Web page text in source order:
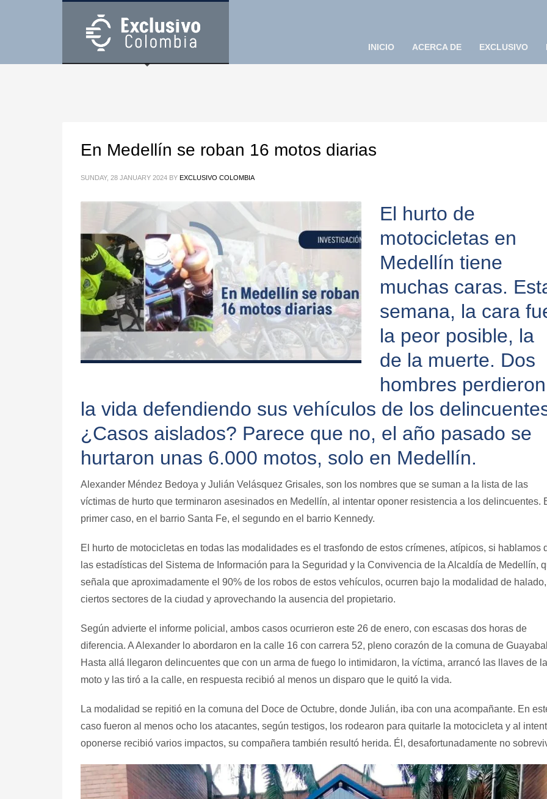
INICIO ACERCA DE EXCLUSIVO
En Medellín se roban 16 motos diarias
SUNDAY, 28 JANUARY 2024 BY EXCLUSIVO COLOMBIA
El hurto de
motocicletas en
Medellín tiene
muchas caras.
semana, la cara
la peor posible, la
de la muerte. Dos
hombres perdieron
la vida defendiendo sus vehículos de los
¿Casos aislados? Parece que no, el año pasado se
hurtaron unas 6.000 motos, solo en Medellín.
Alexander Méndez Bedoya y Julián Velásquez Grisales, son los nombres que se suman a la lista de las
víctimas de hurto que terminaron asesinados en Medellín, al intentar oponer resistencia a los delincuentes.
primer caso, en el barrio Santa Fe, el segundo en el barrio Kennedy.
El hurto de motocicletas en todas las modalidades es el trasfondo de estos crímenes, atípicos, si hablamos
las estadísticas del Sistema de Información para la Seguridad y la Convivencia de la Alcaldía de Medellín,
señala que aproximadamente el 90% de los robos de estos vehículos, ocurren bajo la modalidad de
ciertos sectores de la ciudad y aprovechando la ausencia del propietario.
Según advierte el informe policial, ambos casos ocurrieron este 26 de enero, con escasas dos horas de
diferencia. A Alexander lo abordaron en la calle 16 con carrera 52, pleno corazón de la comuna de
Hasta allá llegaron delincuentes que con un arma de fuego lo intimidaron, la víctima, arrancó las llaves de la
moto y las tiró a la calle, en respuesta recibió al menos un disparo que le quitó la vida.
La modalidad se repitió en la comuna del Doce de Octubre, donde Julián, iba con una acompañante. En
caso fueron al menos ocho los atacantes, según testigos, los rodearon para quitarle la motocicleta y al
oponerse recibió varios impactos, su compañera también resultó herida. Él, desafortunadamente no